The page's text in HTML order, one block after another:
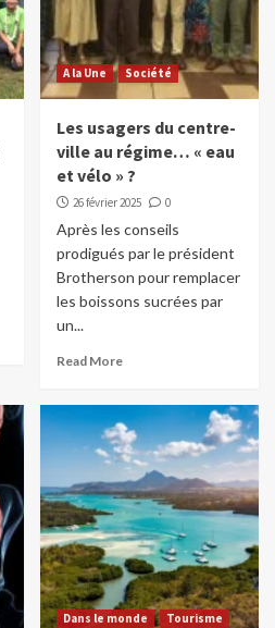
A la Une Société
Les usagers du centre-
ville au régime… « eau
et vélo » ?
26 février 2025 0
Après les conseils
prodigués par le président
Brotherson pour remplacer
les boissons sucrées par
un...
Read More
Dans le monde Tourisme